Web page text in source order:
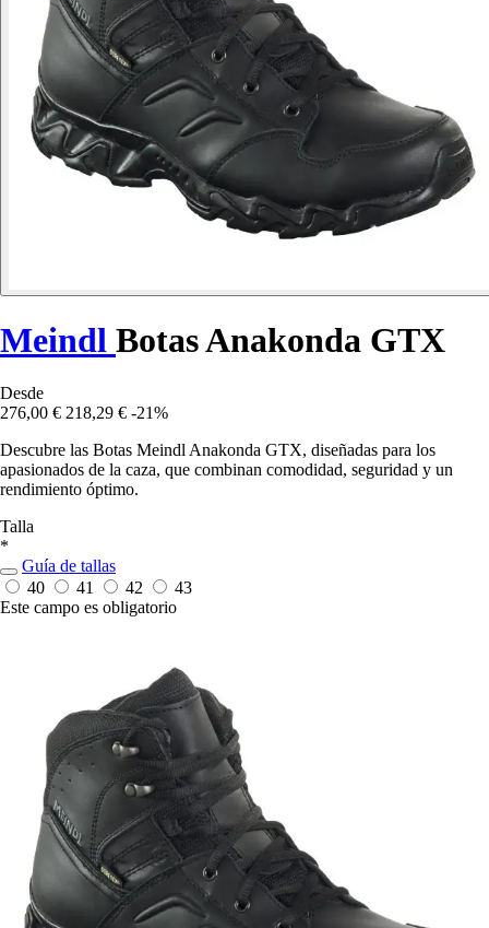
Meindl Botas Anakonda GTX
Desde
276,00 € 218,29 € -21%
Descubre las Botas Meindl Anakonda GTX, diseñadas para los
apasionados de la caza, que combinan comodidad, seguridad y un
rendimiento óptimo.
Talla
*
Guía de tallas
40
41 42
43
Este campo es obligatorio